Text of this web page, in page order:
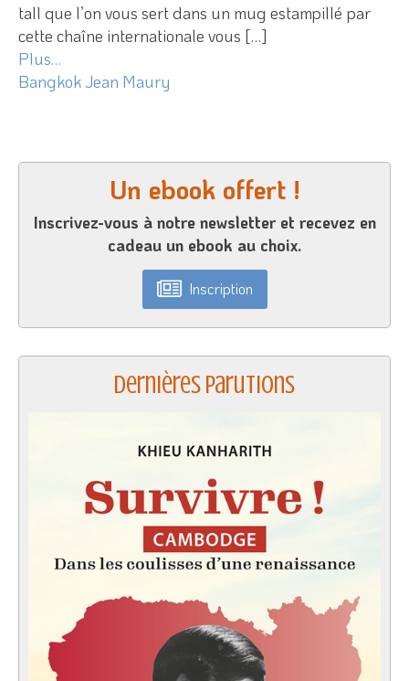
tall que l’on vous sert dans un mug estampillé par
cette chaîne internationale vous […]
Plus…
BangkokJean Maury
Un ebook offert !
Inscrivez-vous à notre newsletter et recevez en
cadeau un ebook au choix.
Inscription
Dernières parutions